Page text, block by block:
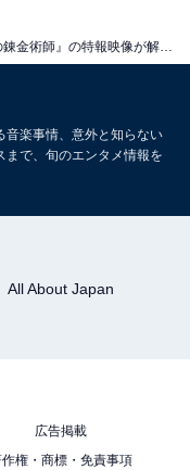
音楽事情、意外と知らない
で、旬のエンタメ情報を
All About Japan
広告掲載
権・商標・免責事項